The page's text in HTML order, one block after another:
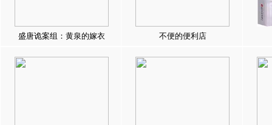
盛唐诡案组：黄泉的嫁衣 不便的便利店